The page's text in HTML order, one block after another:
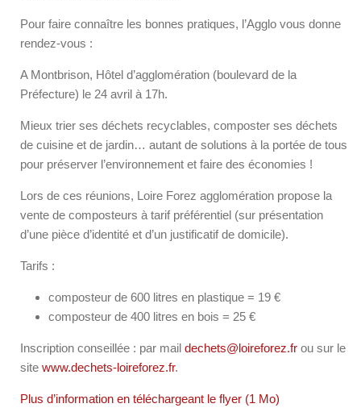
Pour faire connaître les bonnes pratiques, l’Agglo vous donne
rendez-vous :
A Montbrison, Hôtel d’agglomération (boulevard de la
Préfecture) le 24 avril à 17h.
Mieux trier ses déchets recyclables, composter ses déchets
de cuisine et de jardin… autant de solutions à la portée de tous
pour préserver l’environnement et faire des économies !
Lors de ces réunions, Loire Forez agglomération propose la
vente de composteurs à tarif préférentiel (sur présentation
d’une pièce d’identité et d’un justificatif de domicile).
Tarifs :
composteur de 600 litres en plastique = 19 €
composteur de 400 litres en bois = 25 €
Inscription conseillée : par mail dechets@loireforez.fr ou sur le
site www.dechets-loireforez.fr.
Plus d’information en téléchargeant le flyer (1 Mo)